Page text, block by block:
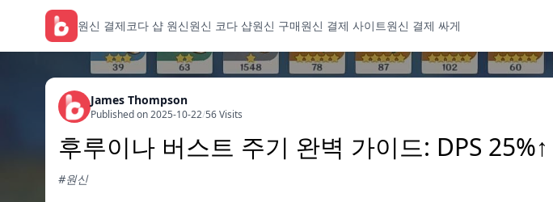
원신 결제코다 샵 원신원신 코다 샵원신 구매원신 결제 사이트원신 결제 싸게
James Thompson
Published on 2025-10-22/56 Visits
후루이나 버스트 주기 완벽 가이드: DPS
#원신